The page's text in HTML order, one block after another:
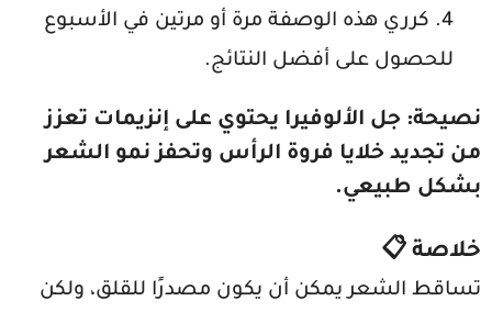
كرري هذه الوصفة مرة أو مرتين في الأسبوع
للحصول على أفضل النتائج.
نصيحة: جل الألوفيرا يحتوي على إنزيمات تعزز
من تجديد خلايا فروة الرأس وتحفز نمو الشعر
بشكل طبيعي.
خلاصة 📋
تساقط الشعر يمكن أن يكون مصدرًا للقلق، ولكن